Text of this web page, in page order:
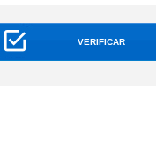
VERIFICAR